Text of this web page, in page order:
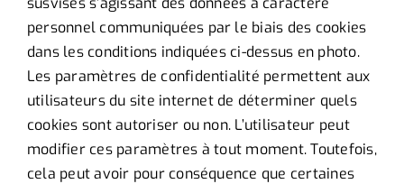
personnel communiquées par le biais des cookies
dans les conditions indiquées ci-dessus en photo.
Les paramètres de confidentialité permettent aux
utilisateurs du site internet de déterminer quels
cookies sont autoriser ou non. L’utilisateur peut
modifier ces paramètres à tout moment. Toutefois,
cela peut avoir pour conséquence que certaines